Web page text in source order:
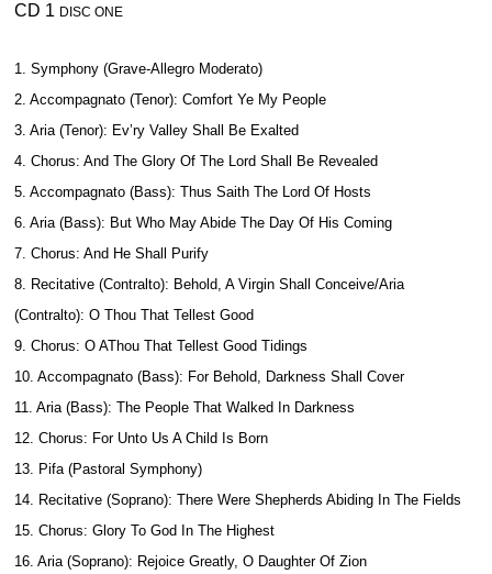
CD 1 DISC ONE
1. Symphony (Grave-Allegro Moderato)
2. Accompagnato (Tenor): Comfort Ye My People
3. Aria (Tenor): Ev’ry Valley Shall Be Exalted
4. Chorus: And The Glory Of The Lord Shall Be Revealed
5. Accompagnato (Bass): Thus Saith The Lord Of Hosts
6. Aria (Bass): But Who May Abide The Day Of His Coming
7. Chorus: And He Shall Purify
8. Recitative (Contralto): Behold, A Virgin Shall Conceive/Aria
(Contralto): O Thou That Tellest Good
9. Chorus: O AThou That Tellest Good Tidings
10. Accompagnato (Bass): For Behold, Darkness Shall Cover
11. Aria (Bass): The People That Walked In Darkness
12. Chorus: For Unto Us A Child Is Born
13. Pifa (Pastoral Symphony)
14. Recitative (Soprano): There Were Shepherds Abiding In The Fields
15. Chorus: Glory To God In The Highest
16. Aria (Soprano): Rejoice Greatly, O Daughter Of Zion